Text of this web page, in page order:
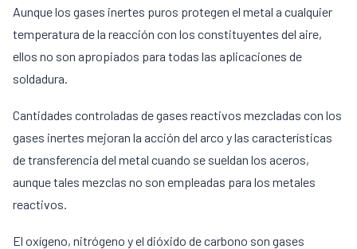
Aunque los gases inertes puros protegen el metal a cualquier
temperatura de la reacción con los constituyentes del aire,
ellos no son apropiados para todas las aplicaciones de
soldadura.
Cantidades controladas de gases reactivos mezcladas con los
gases inertes mejoran la acción del arco y las características
de transferencia del metal cuando se sueldan los aceros,
aunque tales mezclas no son empleadas para los metales
reactivos.
El oxígeno, nitrógeno y el dióxido de carbono son gases